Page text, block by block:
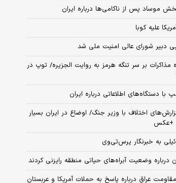
موساد پس از ناکامی‌ها درباره ایران
علیه کوبا
دبیر شورای عالی امنیت ملی شد
مذاکرات بر سر تنگه هرمز به روایت الجزیره/ توپ در
با دستگاه‌های اطلاعاتی درباره ایران
اختلاف با وزیر جنگ/ اوضاع در ایران بسیار
+عکس
به خبرنگار پرس‌تی‌وی
وضعیت آبراه‌های حیاتی منطقه رایزنی کردند
عراق درباره پاسخ به حملات آمریکا و عربستان